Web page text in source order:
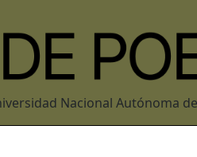
Nacional Autónoma